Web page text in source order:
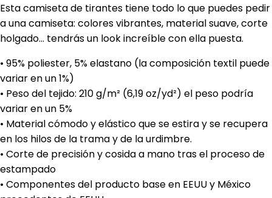
Esta camiseta de tirantes tiene todo lo que puedes pedir
a una camiseta: colores vibrantes, material suave, corte
holgado… tendrás un look increíble con ella puesta.
• 95% poliester, 5% elastano (la composición textil puede
variar en un 1%)
• Peso del tejido: 210 g/m² (6,19 oz/yd²) el peso podría
variar en un 5%
• Material cómodo y elástico que se estira y se recupera
en los hilos de la trama y de la urdimbre.
• Corte de precisión y cosida a mano tras el proceso de
estampado
• Componentes del producto base en EEUU y México